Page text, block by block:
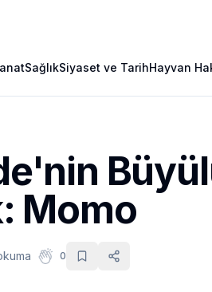
SağlıkSiyaset ve TarihHayvan
Momo
0